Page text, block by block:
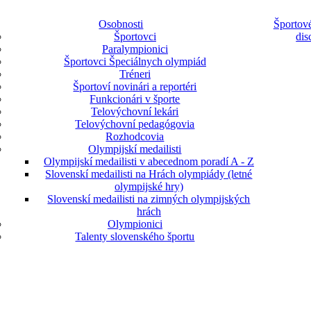
Osobnosti
Športovci
Paralympionici
Športovci Špeciálnych olympiád
Tréneri
Športoví novinári a reportéri
Funkcionári v športe
Telovýchovní lekári
Telovýchovní pedagógovia
Rozhodcovia
Olympijskí medailisti
Olympijskí medailisti v abecednom poradí A - Z
Slovenskí medailisti na Hrách olympiády (letné
olympijské hry)
Slovenskí medailisti na zimných olympijských
hrách
Olympionici
Talenty slovenského športu